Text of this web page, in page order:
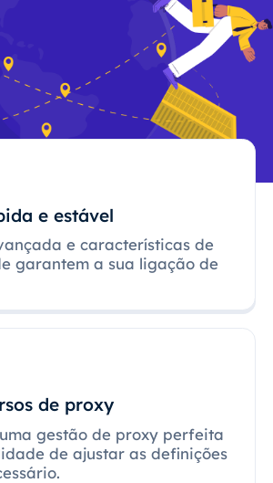
e estável
e características de
garantem a sua ligação de
de proxy
gestão de proxy perfeita
de ajustar as definições